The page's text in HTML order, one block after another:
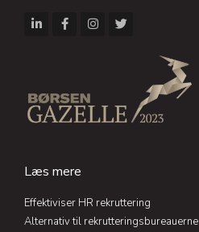
i
n
-
i
F
a
k
-
f
I
n
T
w
Læs mere
Effektiviser HR rekruttering
Alternativ til rekrutteringsbureauerne